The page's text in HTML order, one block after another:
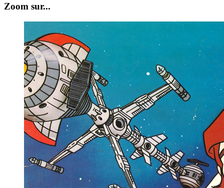
Zoom sur...